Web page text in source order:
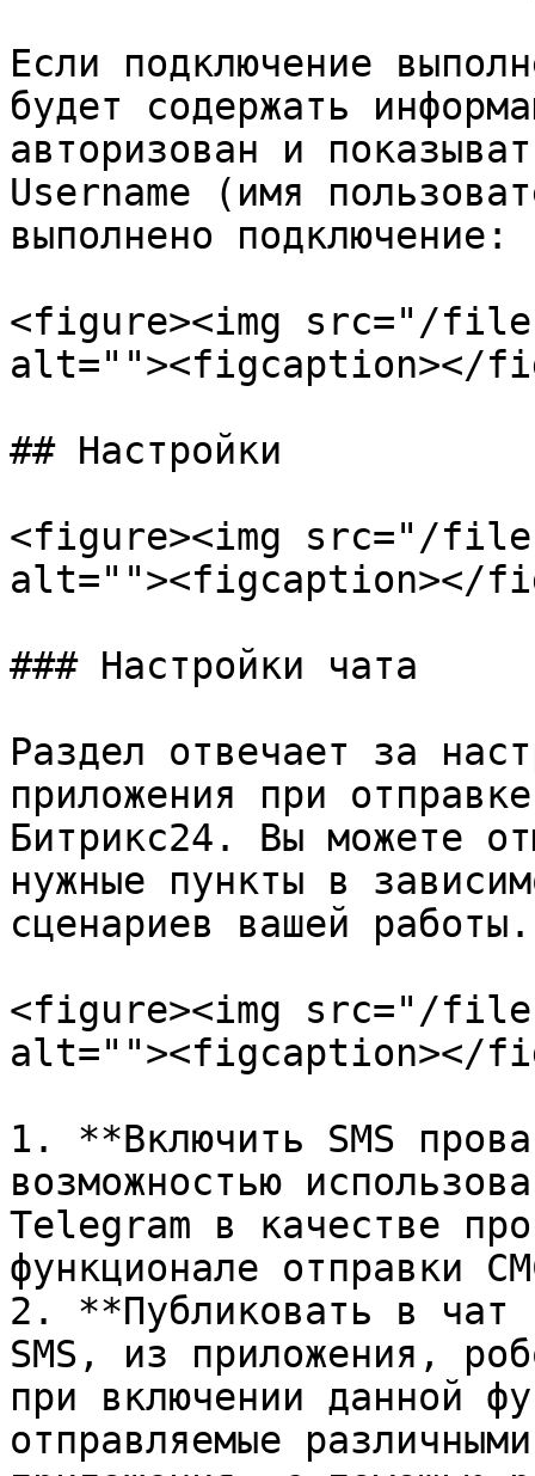
Если подключение
будет содержать
авторизован и
Username (имя
выполнено подключение:
<figure><img src="/
alt=""><figcaption></
## Настройки
<figure><img src="/files/
alt=""><figcaption></
### Настройки чата
Раздел отвечает за
приложения при
Битрикс24. Вы можете
нужные пункты в
сценариев вашей работы.
<figure><img src="/files/
alt=""><figcaption></
1. **Включить SMS
возможностью
Telegram в качестве
функционале отправки
2. **Публиковать в чат
SMS, из приложения,
при включении данной
отправляемые